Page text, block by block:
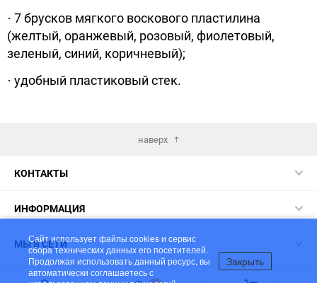
Сайт использует файлы cookies и сервис
сбора технических данных его посетителей.
Продолжая использовать данный ресурс, вы
автоматически соглашаетесь с
Закрыть
· 7 брусков мягкого воскового пластилина
(желтый, оранжевый, розовый, фиолетовый,
зеленый, синий, коричневый);
· удобный пластиковый стек.
наверх
КОНТАКТЫ
ИНФОРМАЦИЯ
МЫ В СЕТИ
© 2026 ЛУЧ - Мир в ярких красках!